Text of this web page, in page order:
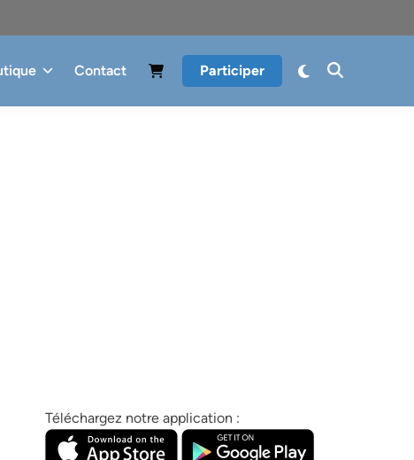
Contact Participer
Téléchargez notre application :